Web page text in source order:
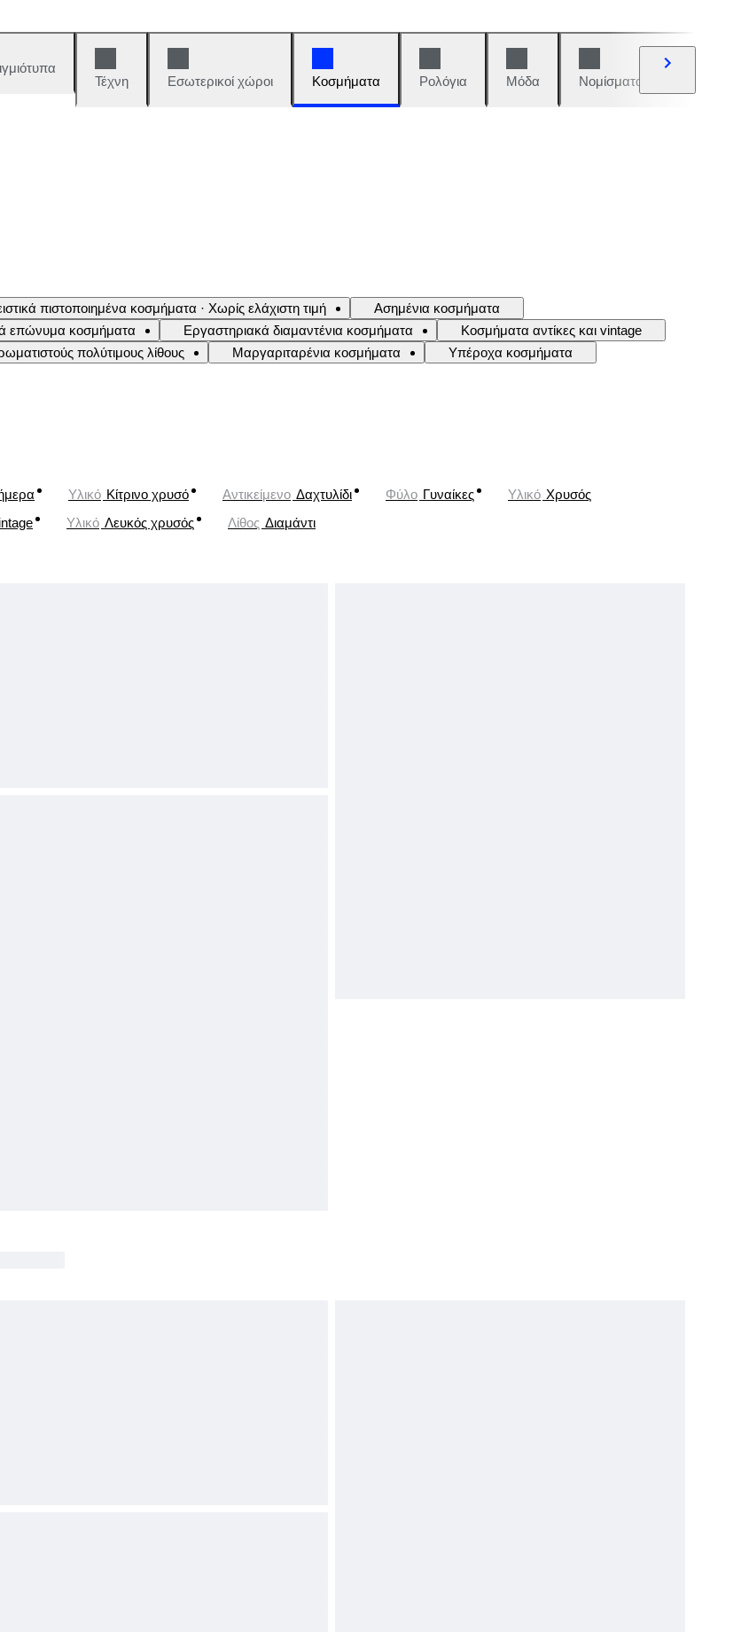
Τέχνη
Εσωτερικοί χώροι Κοσμήματα Ρολόγια Μόδα Νομίσματα και
πιστοποιημένα κοσμήματα · Χωρίς ελάχιστη τιμή
Ασημένια κοσμήματα
επώνυμα κοσμήματα Εργαστηριακά διαμαντένια κοσμήματα
Κοσμήματα αντίκες και vintage
πολύτιμους λίθους Μαργαριταρένια κοσμήματα
Υπέροχα κοσμήματα
Υλικό Κίτρινο χρυσό Αντικείμενο Δαχτυλίδι Φύλο Γυναίκες Υλικό Χρυσός
Υλικό Λευκός χρυσός Λίθος Διαμάντι